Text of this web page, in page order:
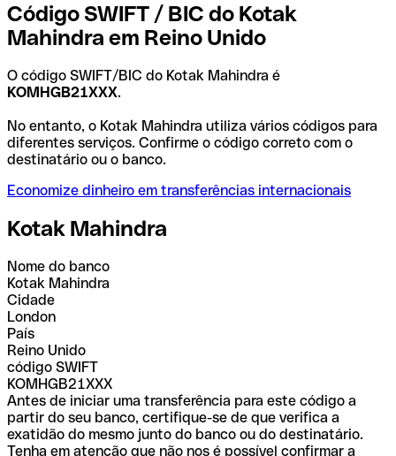
Código SWIFT / BIC do Kotak
Mahindra em Reino Unido
O código SWIFT/BIC do Kotak Mahindra é
KOMHGB21XXX.
No entanto, o Kotak Mahindra utiliza vários códigos para
diferentes serviços. Confirme o código correto com o
destinatário ou o banco.
Economize dinheiro em transferências internacionais
Kotak Mahindra
Nome do banco
Kotak Mahindra
Cidade
London
País
Reino Unido
código SWIFT
KOMHGB21XXX
Antes de iniciar uma transferência para este código a
partir do seu banco, certifique-se de que verifica a
exatidão do mesmo junto do banco ou do destinatário.
Tenha em atenção que não nos é possível confirmar a